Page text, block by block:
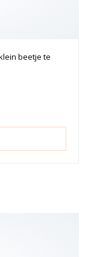
beetje te